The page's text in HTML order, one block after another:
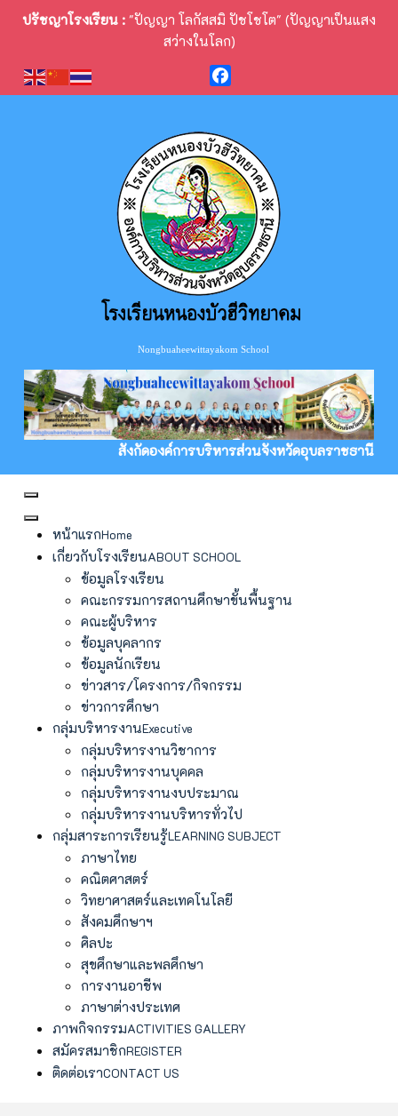
ปรัชญาโรงเรียน : "ปัญญา โลกัสสมิ ปัชโชโต" (ปัญญาเป็นแสง
สว่างในโลก)
Facebook
Nongbuaheewittayakom School
สังกัดองค์การบริหารส่วนจังหวัดอุบลราชธานี
หน้าแรกHome
เกี่ยวกับโรงเรียนABOUT SCHOOL
ข้อมูลโรงเรียน
คณะกรรมการสถานศึกษาขั้นพื้นฐาน
คณะผู้บริหาร
ข้อมูลบุคลากร
ข้อมูลนักเรียน
ข่าวสาร/โครงการ/กิจกรรม
ข่าวการศึกษา
กลุ่มบริหารงานExecutive
กลุ่มบริหารงานวิชาการ
กลุ่มบริหารงานบุคคล
กลุ่มบริหารงานงบประมาณ
กลุ่มบริหารงานบริหารทั่วไป
กลุ่มสาระการเรียนรู้LEARNING SUBJECT
ภาษาไทย
คณิตศาสตร์
วิทยาศาสตร์และเทคโนโลยี
สังคมศึกษาฯ
ศิลปะ
สุขศึกษาและพลศึกษา
การงานอาชีพ
ภาษาต่างประเทศ
ภาพกิจกรรมACTIVITIES GALLERY
สมัครสมาชิกREGISTER
ติดต่อเราCONTACT US